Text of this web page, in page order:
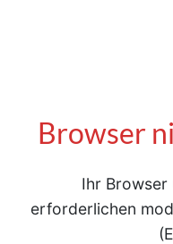
Browser
Ihr
erforderlichen